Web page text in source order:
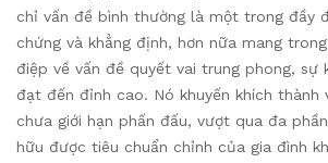
chỉ vấn đề bình thường là một trong đầy
chứng và khẳng định, hơn nữa mang
điệp về vấn đề quyết vai trung phong, sự
đạt đến đỉnh cao. Nó khuyến khích thành
chưa giới hạn phấn đấu, vượt qua đa
hữu được tiêu chuẩn chỉnh của gia đình